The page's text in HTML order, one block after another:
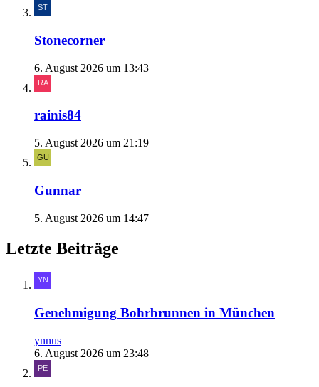
Stonecorner
6. August 2026 um 13:43
rainis84
5. August 2026 um 21:19
Gunnar
5. August 2026 um 14:47
Letzte Beiträge
Genehmigung Bohrbrunnen in München
ynnus
6. August 2026 um 23:48